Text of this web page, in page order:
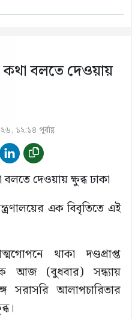
কথা বলতে দেওয়ায়
১২:১৪ পূর্বাহ্ণ
এক বিবৃতিতে এই
থাকা দণ্ডপ্রাপ্ত
আজ (বুধবার) সন্ধ্যায়
সরাসরি আলাপচারিতার